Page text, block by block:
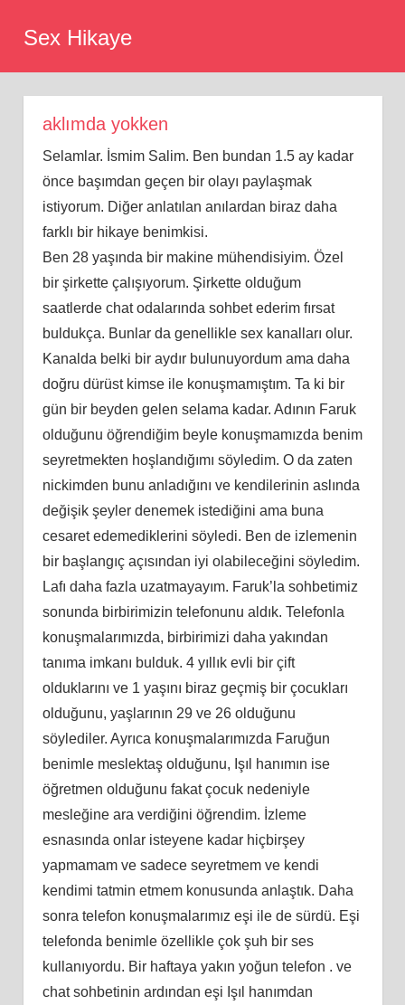
Sex Hikaye
aklımda yokken
Selamlar. İsmim Salim. Ben bundan 1.5 ay kadar
önce başımdan geçen bir olayı paylaşmak
istiyorum. Diğer anlatılan anılardan biraz daha
farklı bir hikaye benimkisi.
Ben 28 yaşında bir makine mühendisiyim. Özel
bir şirkette çalışıyorum. Şirkette olduğum
saatlerde chat odalarında sohbet ederim fırsat
buldukça. Bunlar da genellikle sex kanalları olur.
Kanalda belki bir aydır bulunuyordum ama daha
doğru dürüst kimse ile konuşmamıştım. Ta ki bir
gün bir beyden gelen selama kadar. Adının Faruk
olduğunu öğrendiğim beyle konuşmamızda benim
seyretmekten hoşlandığımı söyledim. O da zaten
nickimden bunu anladığını ve kendilerinin aslında
değişik şeyler denemek istediğini ama buna
cesaret edemediklerini söyledi. Ben de izlemenin
bir başlangıç açısından iyi olabileceğini söyledim.
Lafı daha fazla uzatmayayım. Faruk’la sohbetimiz
sonunda birbirimizin telefonunu aldık. Telefonla
konuşmalarımızda, birbirimizi daha yakından
tanıma imkanı bulduk. 4 yıllık evli bir çift
olduklarını ve 1 yaşını biraz geçmiş bir çocukları
olduğunu, yaşlarının 29 ve 26 olduğunu
söylediler. Ayrıca konuşmalarımızda Faruğun
benimle meslektaş olduğunu, Işıl hanımın ise
öğretmen olduğunu fakat çocuk nedeniyle
mesleğine ara verdiğini öğrendim. İzleme
esnasında onlar isteyene kadar hiçbirşey
yapmamam ve sadece seyretmem ve kendi
kendimi tatmin etmem konusunda anlaştık. Daha
sonra telefon konuşmalarımız eşi ile de sürdü. Eşi
telefonda benimle özellikle çok şuh bir ses
kullanıyordu. Bir haftaya yakın yoğun telefon . ve
chat sohbetinin ardından eşi Işıl hanımdan